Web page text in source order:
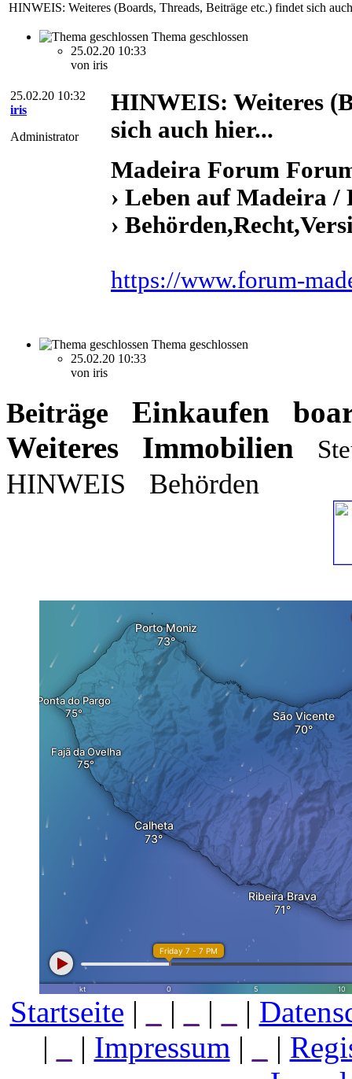
HINWEIS: Weiteres (Boards, Threads, Beiträge etc.) findet sich
Thema geschlossen
25.02.20 10:33
von iris
25.02.20 10:32
iris
Administrator
HINWEIS: Weiteres
sich auch hier...
Madeira Forum
› Leben auf Madeira
›
https://www.forum-
Thema geschlossen
25.02.20 10:33
von iris
Beiträge Einkaufen
Weiteres
Immobilien
HINWEIS Behörden
Startseite | | | |
|
| Impressum | |